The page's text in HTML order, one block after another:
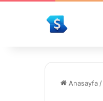
Anasayfa /